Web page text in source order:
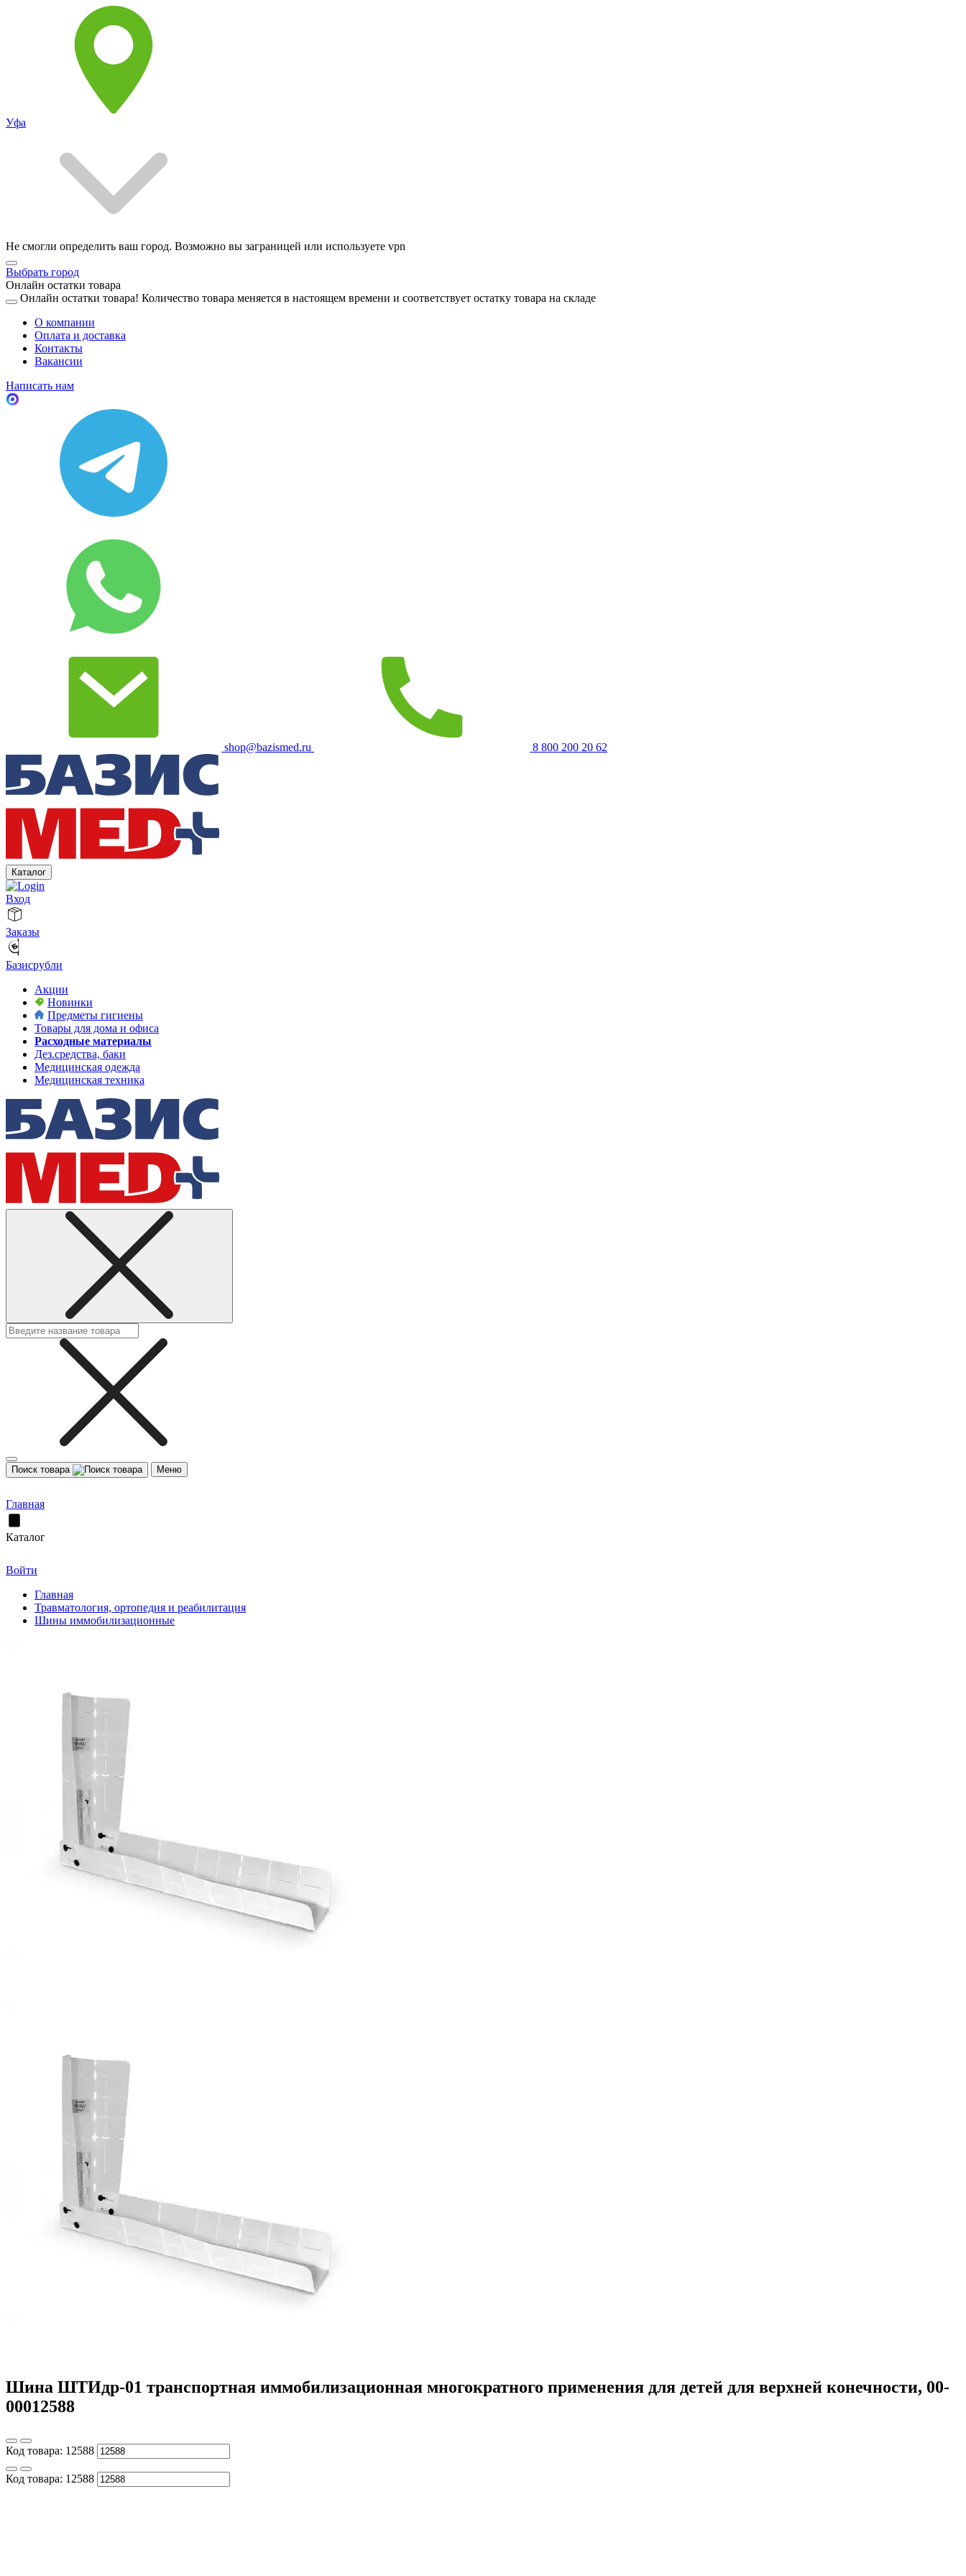
Уфа
Не смогли определить ваш город. Возможно вы заграницей или используете vpn
Выбрать город
Онлайн остатки товара
Онлайн остатки товара! Количество товара меняется в настоящем времени и соответствует остатку товара на складе
О компании
Оплата и доставка
Контакты
Вакансии
Написать нам
shop@bazismed.ru 8 800 200 20 62
Каталог
Вход
Заказы
Базисрубли
Акции
Новинки
Предметы гигиены
Товары для дома и офиса
Расходные материалы
Дез.средства, баки
Медицинская одежда
Медицинская техника
Поиск товара Меню
Главная
Каталог
Войти
Главная
Травматология, ортопедия и реабилитация
Шины иммобилизационные
Шина ШТИдр-01 транспортная иммобилизационная многократного применения для детей для верхней конечности, 00-
00012588
Код товара: 12588
Код товара: 12588